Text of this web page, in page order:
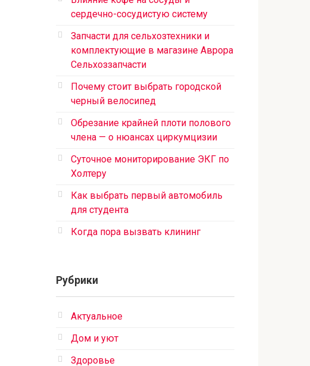
сердечно-сосудистую систему
Запчасти для сельхозтехники и
комплектующие в магазине Аврора
Сельхоззапчасти
Почему стоит выбрать городской
черный велосипед
Обрезание крайней плоти полового
члена — о нюансах циркумцизии
Суточное мониторирование ЭКГ по
Холтеру
Как выбрать первый автомобиль
для студента
Когда пора вызвать клининг
Рубрики
Актуальное
Дом и уют
Здоровье